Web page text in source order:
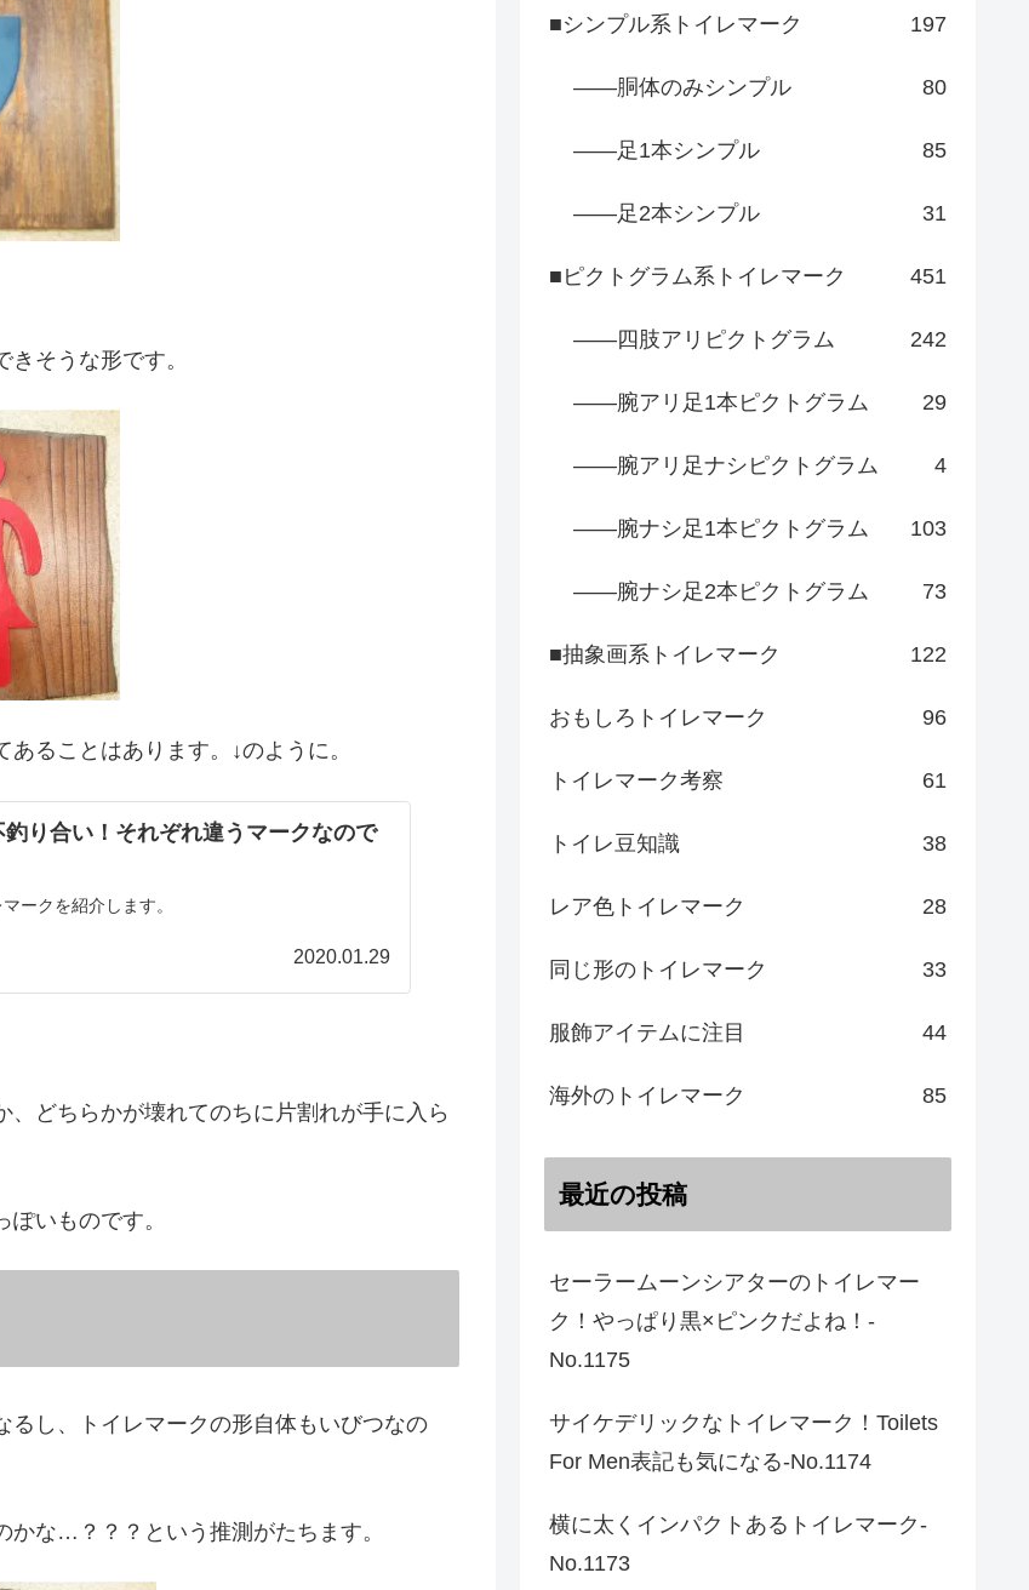
そうな形です。
ることはあります。↓のように。
釣り合い！それぞれ違うマークなので
ークを紹介します。
2020.01.29
どちらかが壊れてのちに片割れが手に入ら
いものです。
し、トイレマークの形自体もいびつなの
かな…？？？という推測がたちます。
■シンプル系トイレマーク 197
――胴体のみシンプル 80
――足1本シンプル 85
――足2本シンプル 31
■ピクトグラム系トイレマーク 451
――四肢アリピクトグラム 242
――腕アリ足1本ピクトグラム 29
――腕アリ足ナシピクトグラム 4
――腕ナシ足1本ピクトグラム 103
――腕ナシ足2本ピクトグラム 73
■抽象画系トイレマーク 122
おもしろトイレマーク 96
トイレマーク考察 61
トイレ豆知識 38
レア色トイレマーク 28
同じ形のトイレマーク 33
服飾アイテムに注目 44
海外のトイレマーク 85
最近の投稿
セーラームーンシアターのトイレマー
ク！やっぱり黒×ピンクだよね！-
No.1175
サイケデリックなトイレマーク！Toilets
For Men表記も気になる-No.1174
横に太くインパクトあるトイレマーク-
No.1173